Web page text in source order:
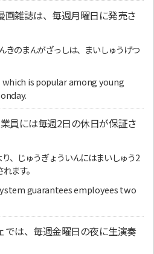
画雑誌は、毎週月曜日に発売さ
きのまんがざっしは、まいしゅうげつ
is popular among young
員には毎週2日の休日が保証さ
、じゅうぎょういんにはまいしゅう2
ます。
guarantees employees two
では、毎週金曜日の夜に生演奏